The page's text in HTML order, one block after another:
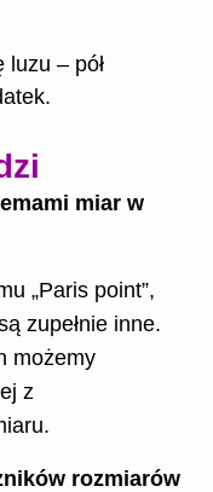
– pół
miar w
„Paris point”,
zupełnie inne.
możemy
z
rozmiarów